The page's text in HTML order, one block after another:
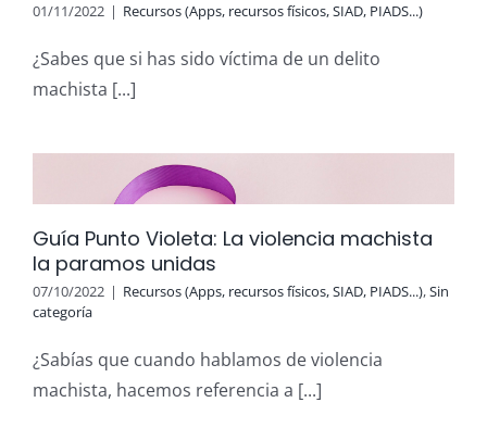
01/11/2022 | Recursos (Apps, recursos físicos, SIAD, PIADS...)
¿Sabes que si has sido víctima de un delito
machista [...]
Guía Punto Violeta: La violencia machista
la paramos unidas
07/10/2022 | Recursos (Apps, recursos físicos, SIAD, PIADS...),Sin
categoría
¿Sabías que cuando hablamos de violencia
machista, hacemos referencia a [...]